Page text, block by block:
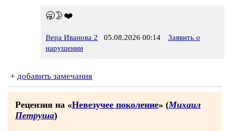
🥱🌛❤️
Вера Иванова 2 05.08.2026 00:14
Заявить о
нарушении
+ добавить замечания
Рецензия на «Невезучее поколение» (Михаил
Петруша)